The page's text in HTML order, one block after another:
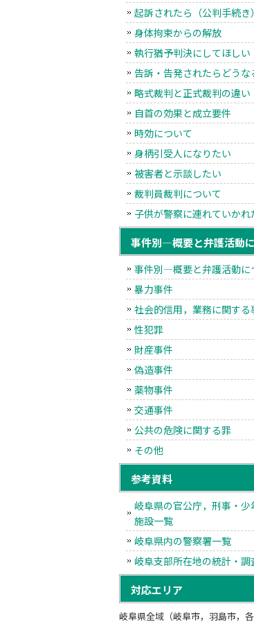
起訴されたら（公判手続き）
身体拘束からの解放
執行猶予判決にしてほしい
告訴・告発されたらどうな
略式裁判と正式裁判の違い
自首の効果と成立要件
時効について
身柄引受人になりたい
被害者と示談したい
裁判員裁判について
子供が警察に連れていかれ
事件別―概要と弁護活動
事件別―概要と弁護活動に
暴力事件
社会的信用，業務に関する
性犯罪
財産事件
偽造事件
薬物事件
交通事件
公共の危険に関する罪
その他
参考資料
岐阜県の官公庁，刑事・
施設一覧
岐阜県内の警察署一覧
岐阜支部所在地の統計・調
対応エリア
岐阜県全域（岐阜市，羽島市，